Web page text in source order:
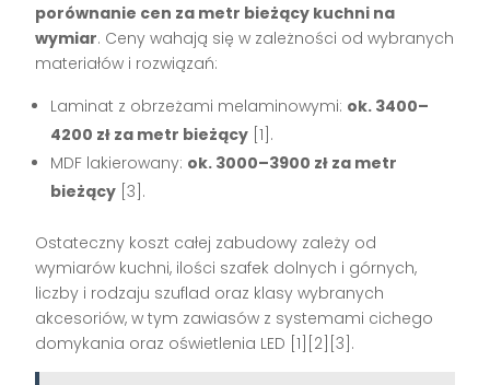
porównanie cen za metr bieżący kuchni na
wymiar. Ceny wahają się w zależności od wybranych
materiałów i rozwiązań:
Laminat z obrzeżami melaminowymi: ok. 3400–
4200 zł za metr bieżący [1] .
MDF lakierowany: ok. 3000–3900 zł za metr
bieżący [3] .
Ostateczny koszt całej zabudowy zależy od
wymiarów kuchni, ilości szafek dolnych i górnych,
liczby i rodzaju szuflad oraz klasy wybranych
akcesoriów, w tym zawiasów z systemami cichego
domykania oraz oświetlenia LED [1][2][3] .